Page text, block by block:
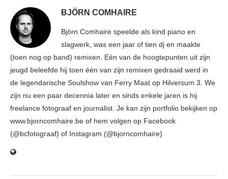
BJÖRN COMHAIRE
Björn Comhaire speelde als kind piano en
slagwerk, was een jaar of tien dj en maakte
(toen nog op band) remixen. Eén van de hoogtepunten uit zijn
jeugd beleefde hij toen één van zijn remixen gedraaid werd in
de legendarische Soulshow van Ferry Maat op Hilversum 3. We
zijn nu een paar decennia later en sinds enkele jaren is hij
freelance fotograaf en journalist. Je kan zijn portfolio bekijken op
www.bjorncomhaire.be of hem volgen op Facebook
(@bcfotograaf) of Instagram (@bjorncomhaire)